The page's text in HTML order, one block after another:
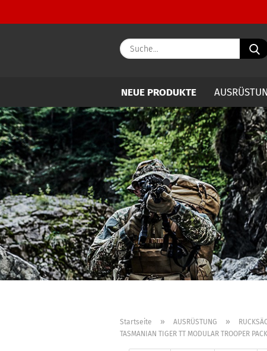
NEUE PRODUKTE
Startseite » AUSRÜSTUNG »
TASMANIAN TIGER TT MODULAR TROOPER